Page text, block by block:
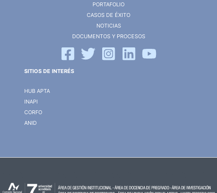
PORTAFOLIO
CASOS DE ÉXITO
NOTICIAS
DOCUMENTOS Y PROCESOS
SITIOS DE INTERÉS
HUB APTA
INAPI
CORFO
ANID